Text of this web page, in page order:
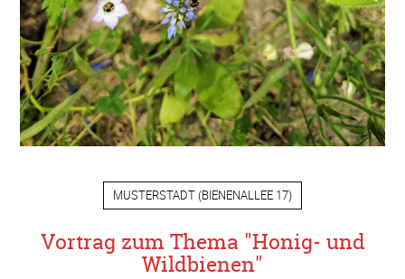
MUSTERSTADT (BIENENALLEE 17)
Vortrag zum Thema "Honig- und
Wildbienen"